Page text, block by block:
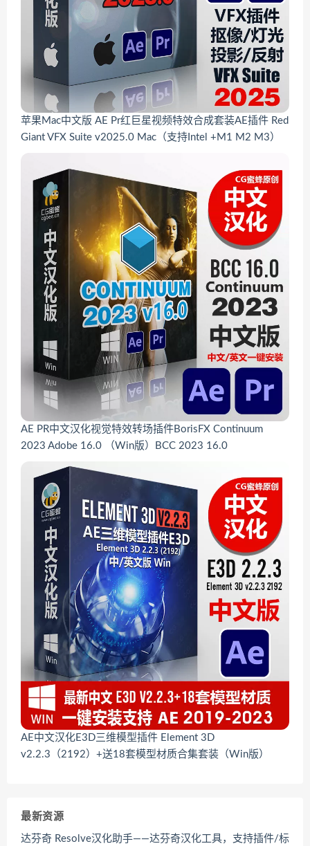
苹果Mac中文版 AE Pr红巨星视频特效合成套装AE插件 Red
Giant VFX Suite v2025.0 Mac（支持Intel +M1 M2 M3）
AE PR中文汉化视觉特效转场插件BorisFX Continuum
2023 Adobe 16.0 （Win版）BCC 2023 16.0
AE中文汉化E3D三维模型插件 Element 3D
v2.2.3（2192）+送18套模型材质合集套装（Win版）
最新资源
达芬奇 Resolve汉化助手——达芬奇汉化工具，支持插件/标